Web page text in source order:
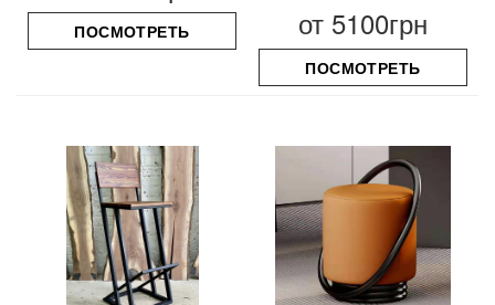
ПОСМОТРЕТЬ от 5100грн
ПОСМОТРЕТЬ